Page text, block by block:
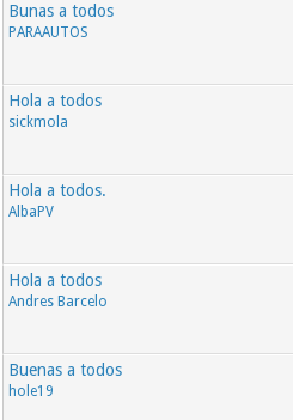
Bunas a todos
PARAAUTOS
Hola a todos
sickmola
Hola a todos.
AlbaPV
Hola a todos
Andres Barcelo
Buenas a todos
hole19